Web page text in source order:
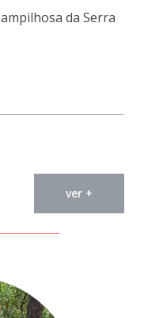
da Serra
ver +